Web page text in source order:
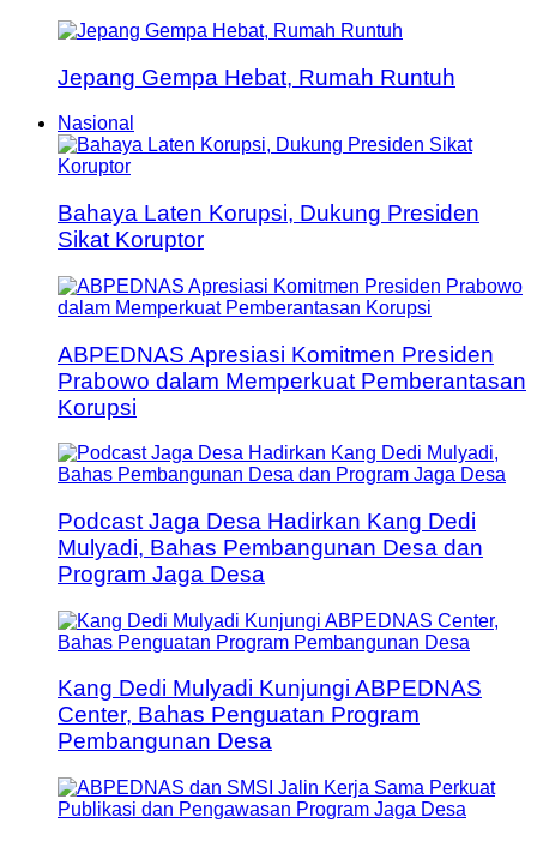
Jepang Gempa Hebat, Rumah Runtuh
Nasional
Bahaya Laten Korupsi, Dukung Presiden
Sikat Koruptor
ABPEDNAS Apresiasi Komitmen Presiden
Prabowo dalam Memperkuat Pemberantasan
Korupsi
Podcast Jaga Desa Hadirkan Kang Dedi
Mulyadi, Bahas Pembangunan Desa dan
Program Jaga Desa
Kang Dedi Mulyadi Kunjungi ABPEDNAS
Center, Bahas Penguatan Program
Pembangunan Desa